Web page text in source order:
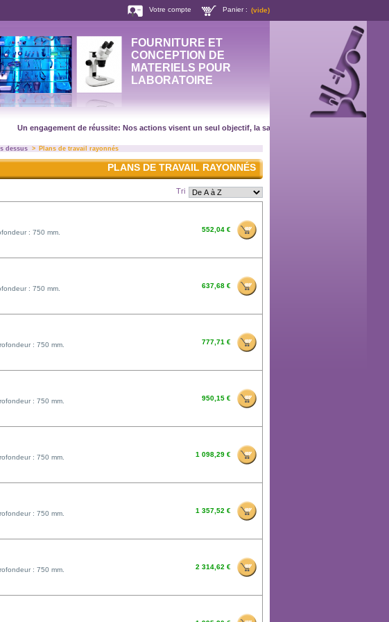
Panier : (vide)
Votre compte
FOURNITURE ET
CONCEPTION DE
MATERIELS POUR
LABORATOIRE
Un engagement de réussite: Nos actions visent un seul objectif, la satisfaction de nos clients !
dessus > Plans de travail rayonnés
PLANS DE TRAVAIL RAYONNÉS
Tri
: 750 mm. 552,04 €
: 750 mm. 637,68 €
: 750 mm. 777,71 €
: 750 mm. 950,15 €
: 750 mm. 1 098,29 €
: 750 mm. 1 357,52 €
: 750 mm. 2 314,62 €